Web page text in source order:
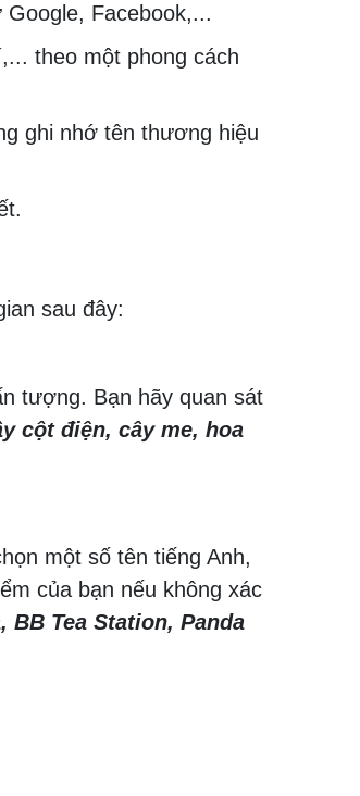
Facebook,...
theo một phong cách
ghi nhớ tên thương hiệu
sau đây:
tượng. Bạn hãy quan sát
cột điện, cây me, hoa
một số tên tiếng Anh,
của bạn nếu không xác
BB Tea Station, Panda